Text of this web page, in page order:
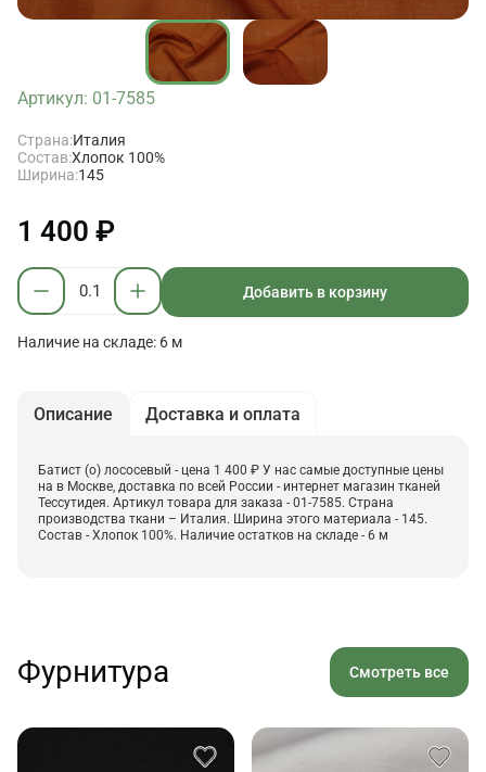
Артикул: 01-7585
Страна:Италия
Состав:Хлопок 100%
Ширина:145
1 400 ₽
Добавить в корзину
Наличие на складе: 6 м
Описание Доставка и оплата
Батист (о) лососевый - цена 1 400 ₽ У нас самые доступные цены
на в Москве, доставка по всей России - интернет магазин тканей
Тессутидея. Артикул товара для заказа - 01-7585. Страна
производства ткани – Италия. Ширина этого материала - 145.
Состав - Хлопок 100%. Наличие остатков на складе - 6 м
Фурнитура Смотреть все